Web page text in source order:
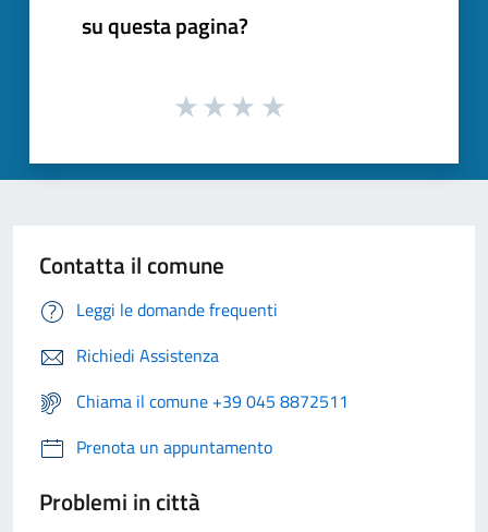
su questa pagina?
Contatta il comune
Leggi le domande frequenti
Richiedi Assistenza
Chiama il comune +39 045 8872511
Prenota un appuntamento
Problemi in città